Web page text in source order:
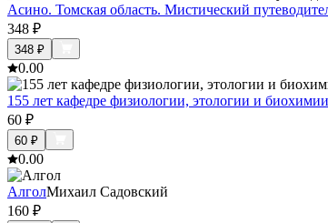
Асино. Томская область. Мистический
348 ₽
348 ₽
0.00
155 лет кафедре физиологии, этологии и
60 ₽
60 ₽
0.00
АлголМихаил Садовский
160 ₽